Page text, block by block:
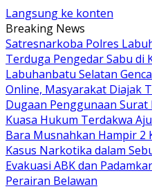
Langsung ke konten
Breaking News
Satresnarkoba Polres
Terduga Pengedar Sabu di
Labuhanbatu Selatan
Online, Masyarakat Diajak
Dugaan Penggunaan
Kuasa Hukum Terdakwa
Bara Musnahkan Hampir 2
Kasus Narkotika dalam
Evakuasi ABK dan
Perairan Belawan